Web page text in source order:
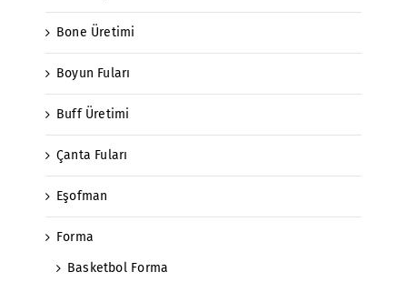
Bone Üretimi
Boyun Fuları
Buff Üretimi
Çanta Fuları
Eşofman
Forma
Basketbol Forma